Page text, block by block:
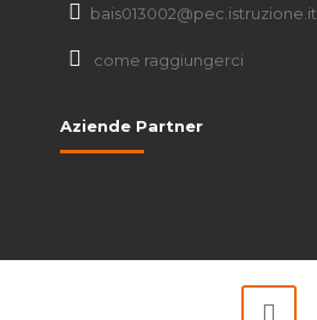
bais013002@pec.istruzione.it
come raggiungerci
Aziende Partner